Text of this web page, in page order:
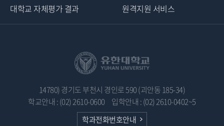
대학교 자체평가 결과
원격지원 서비스
14780) 경기도 부천시 경인로 590 (괴안동 185-34)
학교안내 : (02) 2610-0600
입학안내 : (02) 2610-0402~5
학과전화번호안내